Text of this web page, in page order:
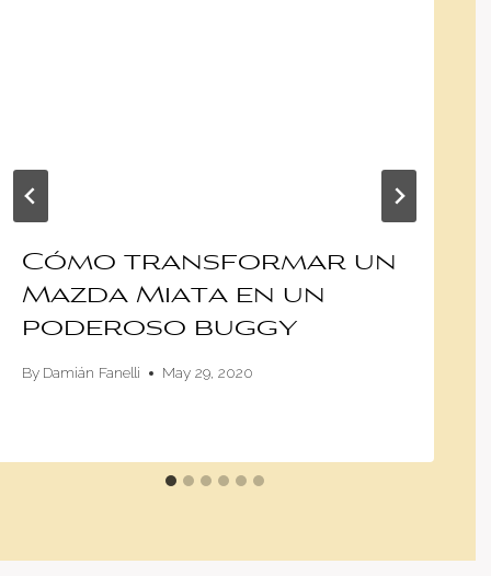
Cómo transformar un
Mazda Miata en un
poderoso buggy
By Damián Fanelli May 29, 2020